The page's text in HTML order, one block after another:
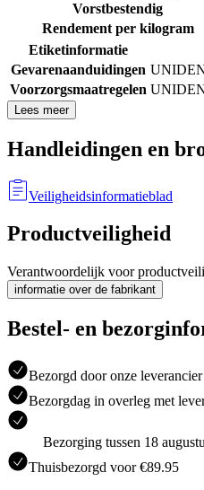
Vorstbestendig
Rendement per kilogram
Etiketinformatie
Gevarenaanduidingen
Voorzorgsmaatregelen
Lees meer
Handleidingen en
Veiligheidsinformatieblad
Productveiligheid
Verantwoordelijk voor
informatie over de fabrikant
Bestel- en
Bezorgd door onze leverancier
Bezorgdag in overleg met
Bezorging tussen 18
Thuisbezorgd voor €89.95